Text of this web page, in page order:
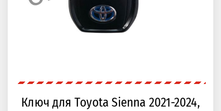
Ключ для Toyota Sienna 2021-2024,